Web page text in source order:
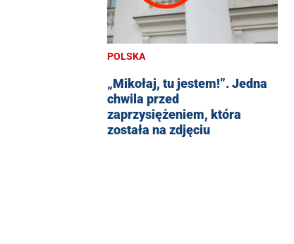
POLSKA
„Mikołaj, tu jestem!”. Jedna
chwila przed
zaprzysiężeniem, która
została na zdjęciu